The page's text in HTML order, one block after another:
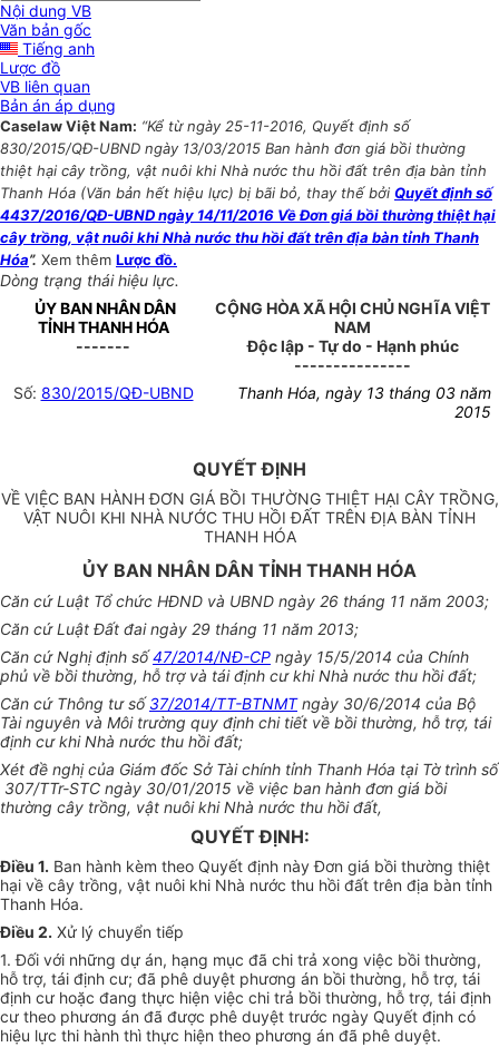
Nội dung VB
Văn bản gốc
Tiếng anh
Lược đồ
VB liên quan
Bản án áp dụng
Caselaw Việt Nam: “Kể từ ngày 25-11-2016, Quyết định số
830/2015/QĐ-UBND ngày 13/03/2015 Ban hành đơn giá bồi thường
thiệt hại cây trồng, vật nuôi khi Nhà nước thu hồi đất trên địa bàn tỉnh
Thanh Hóa (Văn bản hết hiệu lực) bị bãi bỏ, thay thế bởi Quyết định số
4437/2016/QĐ-UBND ngày 14/11/2016 Về Đơn giá bồi thường thiệt hại
cây trồng, vật nuôi khi Nhà nước thu hồi đất trên địa bàn tỉnh Thanh
Hóa”. Xem thêm Lược đồ.
Dòng trạng thái hiệu lực.
ỦY BAN NHÂN DÂN
TỈNH THANH HÓA
-------
CỘNG HÒA XÃ HỘI CHỦ NGHĨA VIỆT
NAM
Độc lập - Tự do - Hạnh phúc
---------------
Số: 830/2015/QĐ-UBND
Thanh Hóa, ngày 13 tháng 03 năm
2015
QUYẾT ĐỊNH
VỀ VIỆC BAN HÀNH ĐƠN GIÁ BỒI THƯỜNG THIỆT HẠI CÂY TRỒNG,
VẬT NUÔI KHI NHÀ NƯỚC THU HỒI ĐẤT TRÊN ĐỊA BÀN TỈNH
THANH HÓA
ỦY BAN NHÂN DÂN TỈNH THANH HÓA
Căn cứ Luật Tổ chức HĐND và UBND ngày 26 tháng 11 năm 2003;
Căn cứ Luật Đất đai ngày 29 tháng 11 năm 2013;
Căn cứ Nghị định số47/2014/NĐ-CP ngày 15/5/2014 của Chính
phủ về bồi thường, hỗ trợ và tái định cư khi Nhà nước thu hồi đất;
Căn cứ Thông tư số37/2014/TT-BTNMTngày 30/6/2014 của Bộ
Tài nguyên và Môi trường quy định chi tiết về bồi thường, hỗ trợ, tái
định cư khi Nhà nước thu hồi đất;
Xét đề nghị của Giám đốc Sở Tài chính tỉnh Thanh Hóa tại Tờ trình số
307/TTr-STC ngày 30/01/2015 về việc ban hành đơn giá bồi
thường cây trồng, vật nuôi khi Nhà nước thu hồi đất,
QUYẾT ĐỊNH:
Điều 1. Ban hành kèm theo Quyết định này Đơn giá bồi thường thiệt
hại về cây trồng, vật nuôi khi Nhà nước thu hồi đất trên địa bàn tỉnh
Thanh Hóa.
Điều 2. Xử lý chuyển tiếp
1. Đối với những dự án, hạng mục đã chi trả xong việc bồi thường,
hỗ trợ, tái định cư; đã phê duyệt phương án bồi thường, hỗ trợ, tái
định cư hoặc đang thực hiện việc chi trả bồi thường, hỗ trợ, tái định
cư theo phương án đã được phê duyệt trước ngày Quyết định có
hiệu lực thi hành thì thực hiện theo phương án đã phê duyệt.